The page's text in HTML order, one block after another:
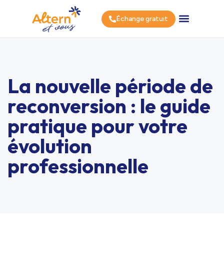
Échange gratuit
La nouvelle période de
reconversion : le guide
pratique pour votre
évolution
professionnelle